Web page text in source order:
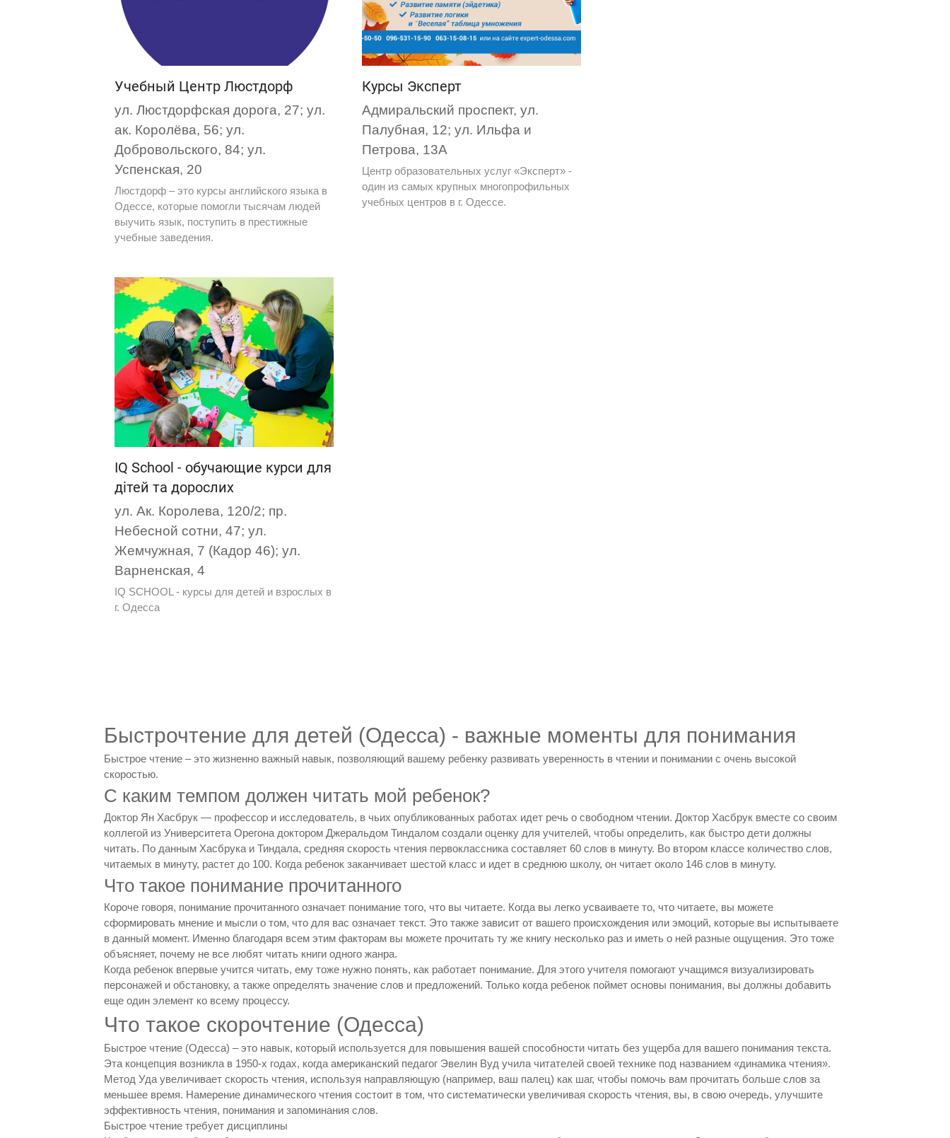
Учебный Центр Люстдорф
ул. Люстдорфская дорога, 27; ул.
ак. Королёва, 56; ул.
Добровольского, 84; ул.
Успенская, 20
Люстдорф – это курсы английского языка в
Одессе, которые помогли тысячам людей
выучить язык, поступить в престижные
учебные заведения.
Курсы Эксперт
Адмиральский проспект, ул.
Палубная, 12; ул. Ильфа и
Петрова, 13А
Центр образовательных услуг «Эксперт» -
один из самых крупных многопрофильных
учебных центров в г. Одессе.
IQ School - обучающие курси для
дітей та дорослих
ул. Ак. Королева, 120/2; пр.
Небесной сотни, 47; ул.
Жемчужная, 7 (Кадор 46); ул.
Варненская, 4
IQ SCHOOL - курсы для детей и взрослых в
г. Одесса
Быстрочтение для детей (Одесса) - важные моменты для понимания
Быстрое чтение – это жизненно важный навык, позволяющий вашему ребенку развивать уверенность в чтении и понимании с очень высокой
скоростью.
С каким темпом должен читать мой ребенок?
Доктор Ян Хасбрук — профессор и исследователь, в чьих опубликованных работах идет речь о свободном чтении. Доктор Хасбрук вместе со своим
коллегой из Университета Орегона доктором Джеральдом Тиндалом создали оценку для учителей, чтобы определить, как быстро дети должны
читать. По данным Хасбрука и Тиндала, средняя скорость чтения первоклассника составляет 60 слов в минуту. Во втором классе количество слов,
читаемых в минуту, растет до 100. Когда ребенок заканчивает шестой класс и идет в среднюю школу, он читает около 146 слов в минуту.
Что такое понимание прочитанного
Короче говоря, понимание прочитанного означает понимание того, что вы читаете. Когда вы легко усваиваете то, что читаете, вы можете
сформировать мнение и мысли о том, что для вас означает текст. Это также зависит от вашего происхождения или эмоций, которые вы испытываете
в данный момент. Именно благодаря всем этим факторам вы можете прочитать ту же книгу несколько раз и иметь о ней разные ощущения. Это тоже
объясняет, почему не все любят читать книги одного жанра.
Когда ребенок впервые учится читать, ему тоже нужно понять, как работает понимание. Для этого учителя помогают учащимся визуализировать
персонажей и обстановку, а также определять значение слов и предложений. Только когда ребенок поймет основы понимания, вы должны добавить
еще один элемент ко всему процессу.
Что такое скорочтение (Одесса)
Быстрое чтение (Одесса) – это навык, который используется для повышения вашей способности читать без ущерба для вашего понимания текста.
Эта концепция возникла в 1950-х годах, когда американский педагог Эвелин Вуд учила читателей своей технике под названием «динамика чтения».
Метод Уда увеличивает скорость чтения, используя направляющую (например, ваш палец) как шаг, чтобы помочь вам прочитать больше слов за
меньшее время. Намерение динамического чтения состоит в том, что систематически увеличивая скорость чтения, вы, в свою очередь, улучшите
эффективность чтения, понимания и запоминания слов.
Быстрое чтение требует дисциплины